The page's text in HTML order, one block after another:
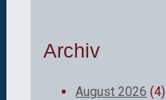
Archiv
August 2026 (4)